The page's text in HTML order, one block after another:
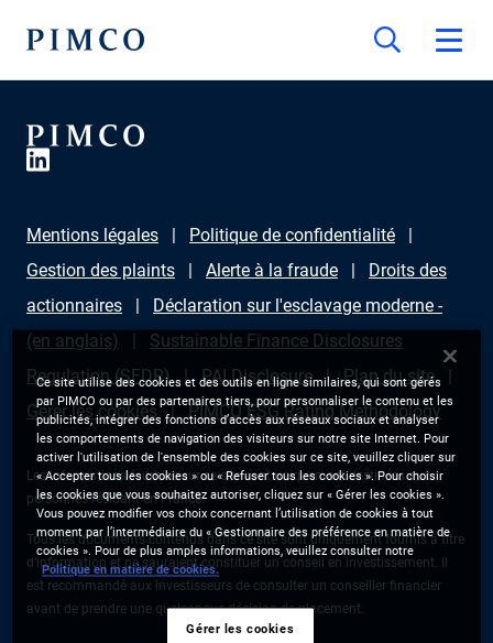
Mentions légales
Politique de confidentialité
Gestion des plaints
Alerte à la fraude
Droits des
actionnaires
Déclaration sur l'esclavage moderne -
(en anglais)
Sustainable Finance Disclosures
Regulation (SFDR)
PAI Disclosure
Plan du site
Gérer les cookies
PIMCO ESG Rating Methodology
Les informations fournies sur ce site sont uniquement destinées aux
personnes résidant en France.
Tous les documents contenus dans ce site sont uniquement fournis à titre
d’information et ne sauraient constituer un conseil en investissement. Il
est recommandé aux investisseurs de consulter un conseiller financier
avant de prendre une quelconque décision de placement.
Ce site utilise des cookies et des outils en ligne similaires, qui sont gérés
par PIMCO ou par des partenaires tiers, pour personnaliser le contenu et les
publicités, intégrer des fonctions d’accès aux réseaux sociaux et analyser
les comportements de navigation des visiteurs sur notre site Internet. Pour
activer l'utilisation de l'ensemble des cookies sur ce site, veuillez cliquer sur
« Accepter tous les cookies » ou « Refuser tous les cookies ». Pour choisir
les cookies que vous souhaitez autoriser, cliquez sur « Gérer les cookies ».
Vous pouvez modifier vos choix concernant l’utilisation de cookies à tout
moment par l’intermédiaire du « Gestionnaire des préférence en matière de
cookies ». Pour de plus amples informations, veuillez consulter notre
Politique en matière de cookies.
Gérer les cookies